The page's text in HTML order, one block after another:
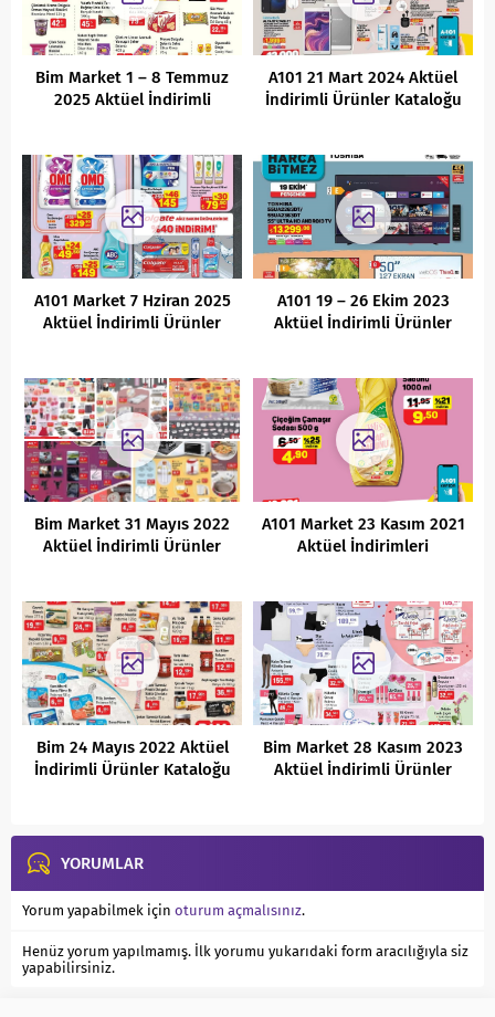
Bim Market 1 – 8 Temmuz
2025 Aktüel İndirimli
A101 21 Mart 2024 Aktüel
İndirimli Ürünler Kataloğu
A101 Market 7 Hziran 2025
Aktüel İndirimli Ürünler
A101 19 – 26 Ekim 2023
Aktüel İndirimli Ürünler
Bim Market 31 Mayıs 2022
Aktüel İndirimli Ürünler
A101 Market 23 Kasım 2021
Aktüel İndirimleri
Bim 24 Mayıs 2022 Aktüel
İndirimli Ürünler Kataloğu
Bim Market 28 Kasım 2023
Aktüel İndirimli Ürünler
YORUMLAR
Yorum yapabilmek için oturum açmalısınız.
Henüz yorum yapılmamış. İlk yorumu yukarıdaki form aracılığıyla siz
yapabilirsiniz.